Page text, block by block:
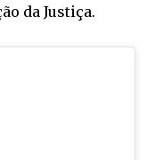
da Justiça.